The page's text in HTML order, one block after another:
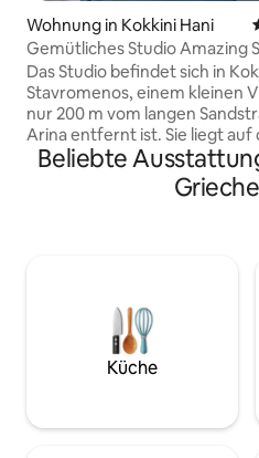
Wohnung in Kokkini Hani
Gemütliches Studio Amazing
Das Studio befindet sich in
Stavromenos, einem kleinen
nur 200 m vom langen
Arina entfernt ist. Sie liegt auf
Hügel und bietet einen
atemberaubenden Blick auf
Kretische Meer. Das Studio
Der internationale Flughafen
7 km entfernt. Ich freue mich
dich in meinem gemütlichen
willkommen zu heißen! *
Beliebte
Küche